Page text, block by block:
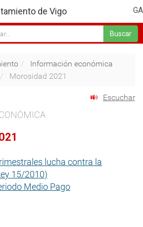
GA
de Vigo
Buscar
Información económica
Morosidad 2021
Escuchar
lucha contra la
15/2010)
Medio Pago